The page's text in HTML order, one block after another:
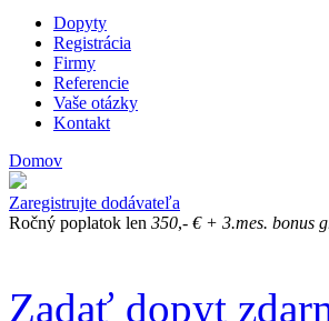
Dopyty
Registrácia
Firmy
Referencie
Vaše otázky
Kontakt
Domov
Zadajte dopyt